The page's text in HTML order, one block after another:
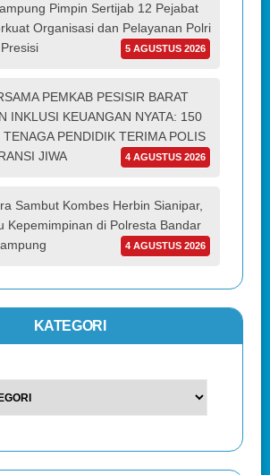
Pimpin Sertijab 12 Pejabat
Organisasi dan Pelayanan Polri
Presisi
5 AGUSTUS 2026
PEMKAB PESISIR BARAT
INKLUSI KEUANGAN NYATA: 150
PENDIDIK TERIMA POLIS
JIWA
4 AGUSTUS 2026
Sambut Kombes Herbin Sianipar,
Kepemimpinan di Polresta Bandar
4 AGUSTUS 2026
KATEGORI